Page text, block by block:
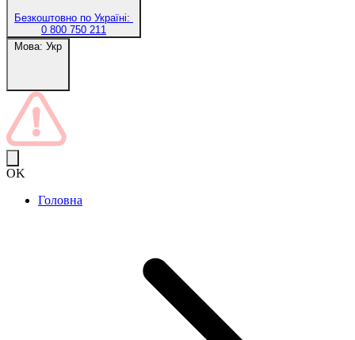
Безкоштовно по Україні:
0 800 750 211
Мова: Укр
OK
Головна